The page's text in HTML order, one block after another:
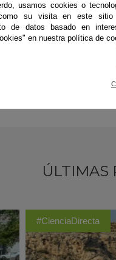
ÚLTIMAS
#CienciaDirecta
usamos cookies o
su visita en este
de datos basado en
en nuestra política de